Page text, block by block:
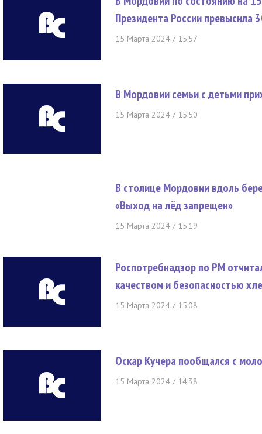
Президента России превысила
15 Марта 2024 / 15:57
В Мордовии семьи с детьми
15 Марта 2024 / 15:50
В столице Мордовии вдоль
«Выход на лёд запрещен»
15 Марта 2024 / 15:19
Роспотребнадзор по РМ
качеством и безопасностью
15 Марта 2024 / 15:08
Оскар Кучера пообщался с
15 Марта 2024 / 14:38